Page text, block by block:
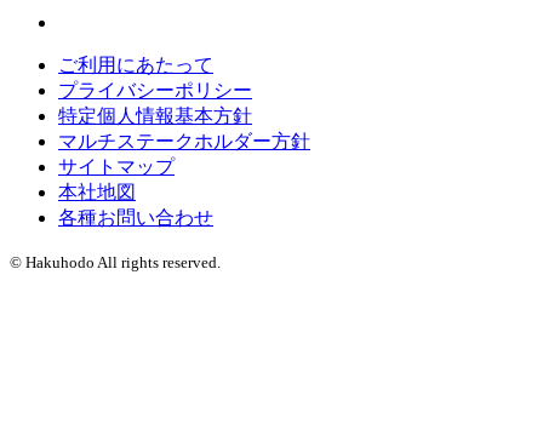
ご利用にあたって
プライバシーポリシー
特定個人情報基本方針
マルチステークホルダー方針
サイトマップ
本社地図
各種お問い合わせ
© Hakuhodo All rights reserved.